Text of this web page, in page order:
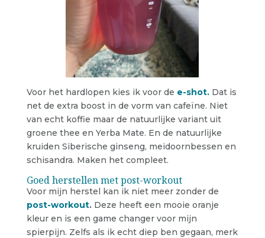
Voor het hardlopen kies ik voor de e-shot.Dat is
net de extra boost in de vorm van cafeïne. Niet
van echt koffie maar de natuurlijke variant uit
groene thee en Yerba Mate. En de natuurlijke
kruiden Siberische ginseng, meidoornbessen en
schisandra. Maken het compleet.
Goed herstellen met post-workout
Voor mijn herstel kan ik niet meer zonder de
post-workout.Deze heeft een mooie oranje
kleur en is een game changer voor mijn
spierpijn. Zelfs als ik echt diep ben gegaan, merk